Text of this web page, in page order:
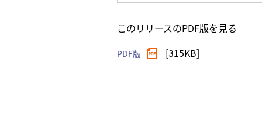
このリリースのPDF版を見る
PDF版 [315KB]